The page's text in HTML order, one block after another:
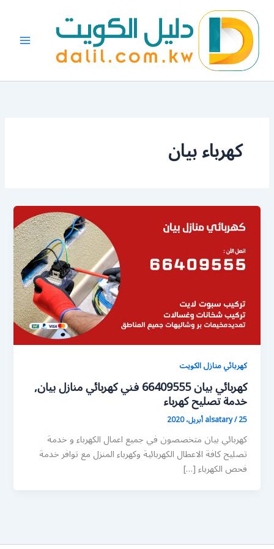
المحتوى
كهرباء بيان
كهربائي منازل الكويت
كهربائي بيان 66409555 فني كهربائي منازل بيان,
خدمة تصليح كهرباء
alsatary/25 أبريل، 2020
كهربائي بيان متخصصون في جميع اعمال الكهرباء و خدمة
تصليح كافة الاعطال الكهربائية وكهرباء المنزل مع توافر خدمة
فحص الكهرباء […]